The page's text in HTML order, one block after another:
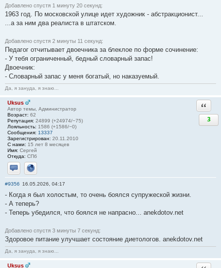
Добавлено спустя 1 минуту 20 секунд:
1963 год. По московской улице идет художник - абстракционист...
...а за ним два реалиста в штатском.
Добавлено спустя 2 минуты 11 секунд:
Педагог отчитывает двоечника за блеклое по форме сочинение:
- У тебя ограниченный, бедный словарный запас!
Двоечник:
- Словарный запас у меня богатый, но наказуемый.
Да, я зануда, я знаю...
Uksus
Автор темы, Администратор
Возраст: 62
Репутация: 24899 (+24974/−75)
Лояльность: 1586 (+1586/−0)
Сообщения: 13337
Зарегистрирован: 20.11.2010
С нами: 15 лет 8 месяцев
Имя: Сергей
Откуда: СПб
Отправить личное сообщение
Сайт
3
#9356 16.05.2026, 04:17
- Когда я был холостым, то очень боялся супружеской жизни.
- А теперь?
- Теперь убедился, что боялся не напрасно... anekdotov.net
Добавлено спустя 3 минуты 7 секунд:
Здоровое питание улучшает состояние диетологов. anekdotov.net
Да, я зануда, я знаю...
Uksus